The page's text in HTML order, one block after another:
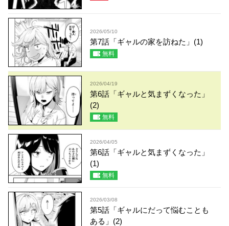
2026/05/10
第7話「ギャルの家を訪ねた」(1)
無料
2026/04/19
第6話「ギャルと気まずくなった」
(2)
無料
2026/04/05
第6話「ギャルと気まずくなった」
(1)
無料
2026/03/08
第5話「ギャルにだって悩むことも
ある」(2)